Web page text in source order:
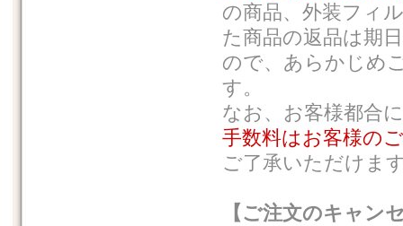
の商品、外装フィ
た商品の返品は期
ので、あらかじめ
す。
なお、お客様都合
手数料はお客様の
ご了承いただけま
【ご注文のキャン